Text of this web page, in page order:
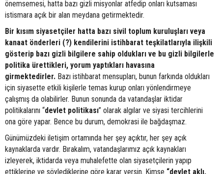
önemsemesi, hatta bazı gizli misyonlar atfedip onları kutsaması
istismara açık bir alan meydana getirmektedir.
Bir kısım siyasetçiler hatta bazı sivil toplum kuruluşları veya
kanaat önderleri (?) kendilerini istihbarat teşkilatlarıyla ilişkili
gösterip bazı gizli bilgilere sahip oldukları ve bu gizli bilgilerle
politika ürettikleri, yorum yaptıkları havasına
girmektedirler. Bazı istihbarat mensupları, bunun farkında oldukları
için siyasette etkili kişilerle temas kurup onları yönlendirmeye
çalışmış da olabilirler. Bunun sonunda da vatandaşlar iktidar
politikalarını “devlet politikası” olarak algılar ve siyasi tercihlerini
ona göre yapar. Bence bu durum, demokrasi ile bağdaşmaz.
Günümüzdeki iletişim ortamında her şey açıktır, her şey açık
kaynaklarda vardır. Bırakalım, vatandaşlarımız açık kaynakları
izleyerek, iktidarda veya muhalefette olan siyasetçilerin yapıp
ettiklerine ve söylediklerine göre karar versin. Kimse “devlet aklı,